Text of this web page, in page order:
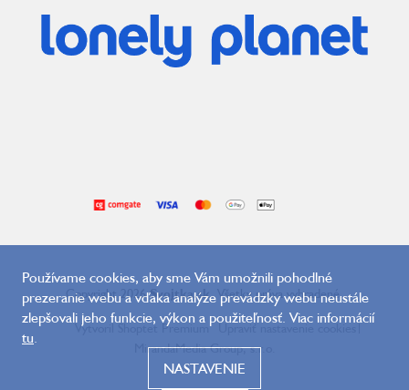
Používame cookies, aby sme Vám umožnili pohodlné
prezeranie webu a vďaka analýze prevádzky webu neustále
zlepšovali jeho funkcie, výkon a použiteľnosť. Viac informácií
tu.
NASTAVENIE
Copyright 2026Svojtka.sk. Všetky práva vyhradené.
Vytvoril Shoptet Premium Upraviť nastavenie cookies|
MirandaMedia Group, s.r.o.